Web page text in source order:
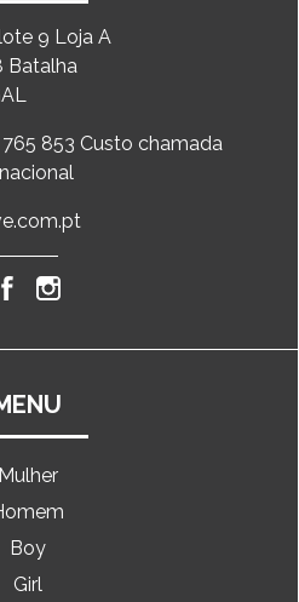
9 Loja A
Batalha
765 853 Custo chamada
Mulher
Boy
Girl